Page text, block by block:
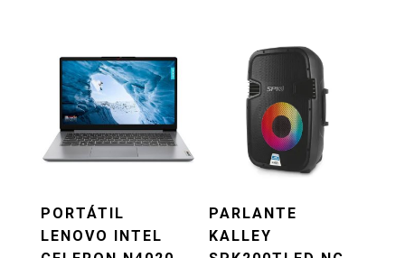
PORTÁTIL
LENOVO INTEL
PARLANTE
KALLEY